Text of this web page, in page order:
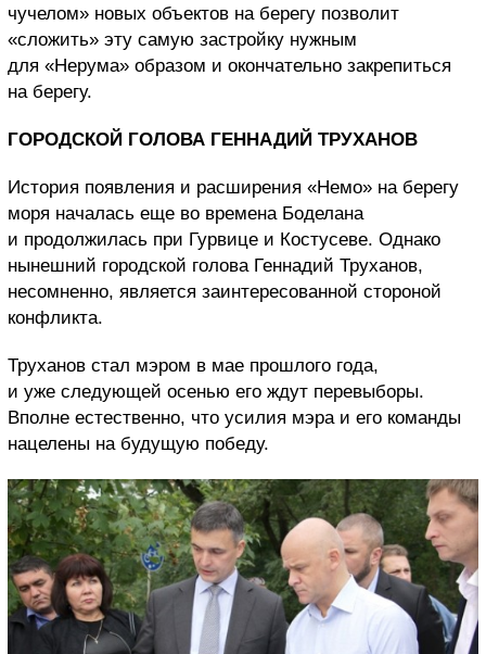
чучелом» новых объектов на берегу позволит
«сложить» эту самую застройку нужным
для «Нерума» образом и окончательно закрепиться
на берегу.
ГОРОДСКОЙ ГОЛОВА ГЕННАДИЙ ТРУХАНОВ
История появления и расширения «Немо» на берегу
моря началась еще во времена Боделана
и продолжилась при Гурвице и Костусеве. Однако
нынешний городской голова Геннадий Труханов,
несомненно, является заинтересованной стороной
конфликта.
Труханов стал мэром в мае прошлого года,
и уже следующей осенью его ждут перевыборы.
Вполне естественно, что усилия мэра и его команды
нацелены на будущую победу.